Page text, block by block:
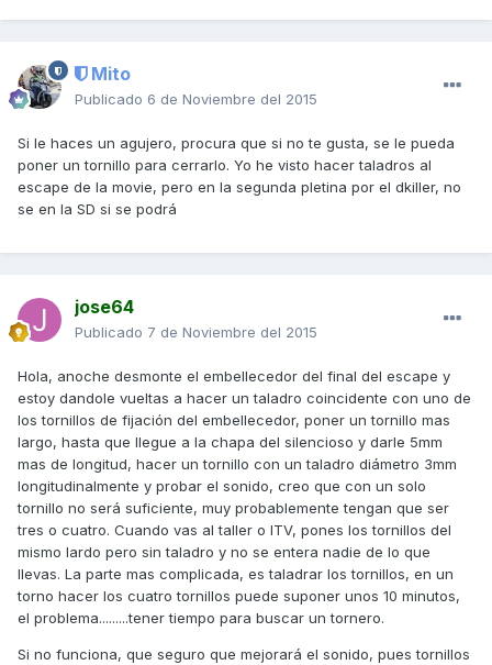
Mito
Publicado 6 de Noviembre del 2015
Si le haces un agujero, procura que si no te gusta, se le pueda
poner un tornillo para cerrarlo. Yo he visto hacer taladros al
escape de la movie, pero en la segunda pletina por el dkiller, no
se en la SD si se podrá
jose64
Publicado 7 de Noviembre del 2015
Hola, anoche desmonte el embellecedor del final del escape y
estoy dandole vueltas a hacer un taladro coincidente con uno de
los tornillos de fijación del embellecedor, poner un tornillo mas
largo, hasta que llegue a la chapa del silencioso y darle 5mm
mas de longitud, hacer un tornillo con un taladro diámetro 3mm
longitudinalmente y probar el sonido, creo que con un solo
tornillo no será suficiente, muy probablemente tengan que ser
tres o cuatro. Cuando vas al taller o ITV, pones los tornillos del
mismo lardo pero sin taladro y no se entera nadie de lo que
llevas. La parte mas complicada, es taladrar los tornillos, en un
torno hacer los cuatro tornillos puede suponer unos 10 minutos,
el problema.........tener tiempo para buscar un tornero.
Si no funciona, que seguro que mejorará el sonido, pues tornillos